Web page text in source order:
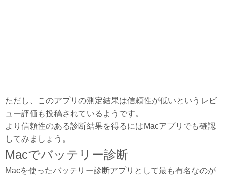
ただし、このアプリの測定結果は信頼性が低いというレビ
ュー評価も投稿されているようです。
より信頼性のある診断結果を得るにはMacアプリでも確認
してみましょう。
Macでバッテリー診断
Macを使ったバッテリー診断アプリとして最も有名なのが